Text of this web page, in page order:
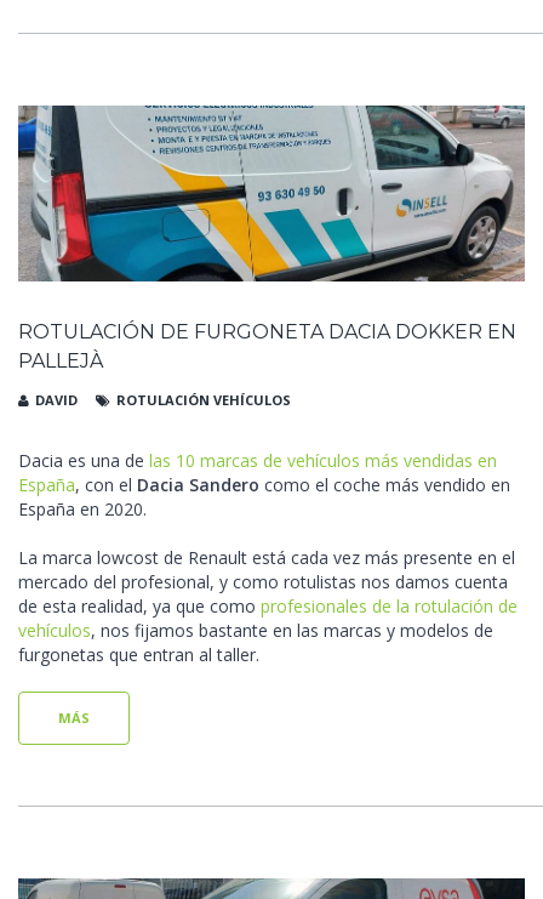
ROTULACIÓN DE FURGONETA DACIA DOKKER EN
PALLEJÀ
DAVID ROTULACIÓN VEHÍCULOS
Dacia es una de las 10 marcas de vehículos más vendidas en
España, con el Dacia Sandero como el coche más vendido en
España en 2020.
La marca lowcost de Renault está cada vez más presente en el
mercado del profesional, y como rotulistas nos damos cuenta
de esta realidad, ya que como profesionales de la rotulación de
vehículos, nos fijamos bastante en las marcas y modelos de
furgonetas que entran al taller.
MÁS